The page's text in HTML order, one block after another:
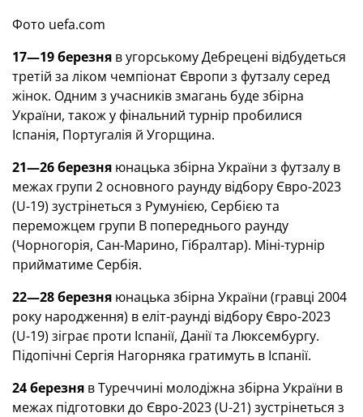
Фото uefa.com
17—19 березня в угорському Дебрецені відбудеться
третій за ліком чемпіонат Європи з футзалу серед
жінок. Одним з учасників змагань буде збірна
України, також у фінальний турнір пробилися
Іспанія, Португалія й Угорщина.
21—26 березня юнацька збірна України з футзалу в
межах групи 2 основного раунду відбору Євро-2023
(U-19) зустрінеться з Румунією, Сербією та
переможцем групи В попереднього раунду
(Чорногорія, Сан-Марино, Гібралтар). Міні-турнір
прийматиме Сербія.
22—28 березня юнацька збірна України (гравці 2004
року народження) в еліт-раунді відбору Євро-2023
(U-19) зіграє проти Іспанії, Данії та Люксембургу.
Підопічні Сергія Нагорняка гратимуть в Іспанії.
24 березня в Туреччині молодіжна збірна України в
межах підготовки до Євро-2023 (U-21) зустрінеться з